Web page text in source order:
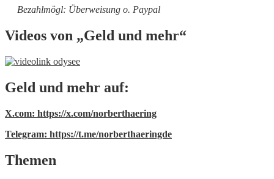
Bezahlmögl: Überweisung o. Paypal
Videos von „Geld und mehr“
Geld und mehr auf:
X.com: https://x.com/norberthaering
Telegram: https://t.me/norberthaeringde
Themen